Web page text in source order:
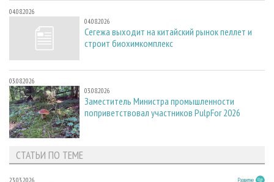
04.08.2026
04.08.2026
Сегежа выходит на китайский рынок пеллет и
строит биохимкомплекс
03.08.2026
03.08.2026
Заместитель Министра промышленности
поприветствовал участников PulpFor 2026
СТАТЬИ ПО ТЕМЕ
23.03.2026 Развитие